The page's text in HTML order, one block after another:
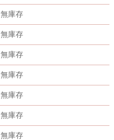
無庫存
無庫存
無庫存
無庫存
無庫存
無庫存
無庫存